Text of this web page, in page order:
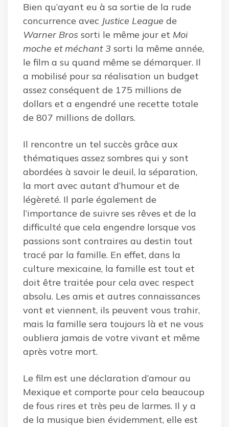
Bien qu’ayant eu à sa sortie de la rude
concurrence avec Justice League de
Warner Bros sorti le même jour et Moi
moche et méchant 3 sorti la même année,
le film a su quand même se démarquer. Il
a mobilisé pour sa réalisation un budget
assez conséquent de 175 millions de
dollars et a engendré une recette totale
de 807 millions de dollars.
Il rencontre un tel succès grâce aux
thématiques assez sombres qui y sont
abordées à savoir le deuil, la séparation,
la mort avec autant d’humour et de
légèreté. Il parle également de
l’importance de suivre ses rêves et de la
difficulté que cela engendre lorsque vos
passions sont contraires au destin tout
tracé par la famille. En effet, dans la
culture mexicaine, la famille est tout et
doit être traitée pour cela avec respect
absolu. Les amis et autres connaissances
vont et viennent, ils peuvent vous trahir,
mais la famille sera toujours là et ne vous
oubliera jamais de votre vivant et même
après votre mort.
Le film est une déclaration d’amour au
Mexique et comporte pour cela beaucoup
de fous rires et très peu de larmes. Il y a
de la musique bien évidemment, elle est